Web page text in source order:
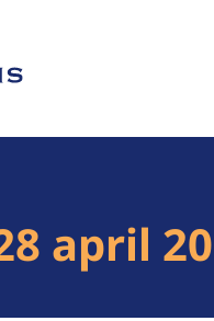
april